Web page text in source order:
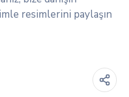
resimlerini paylaşın